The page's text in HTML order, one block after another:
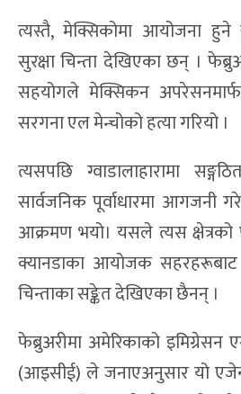
त्यस्तै, मेक्सिकोमा आयोजना
सुरक्षा चिन्ता देखिएका छन् ।
सहयोगले मेक्सिकन
सरगना एल मेन्चोको हत्या गरियो ।
त्यसपछि ग्वाडालाहारामा
सार्वजनिक पूर्वाधारमा आगजनी
आक्रमण भयो। यसले त्यस क्षेत्रको
क्यानडाका आयोजक
चिन्ताका सङ्केत देखिएका छैनन् ।
फेब्रुअरीमा अमेरिकाको इमिग्रेसन
(आइसीई) ले जनाएअनुसार यो